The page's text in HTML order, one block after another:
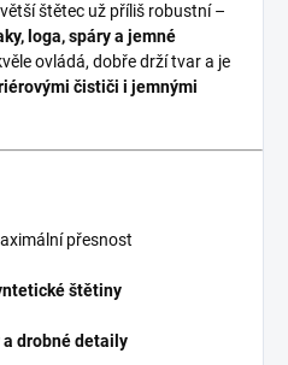
štětec už příliš robustní –
loga, spáry a jemné
ovládá, dobře drží tvar a je
čističi i jemnými
přesnost
štětiny
a drobné detaily